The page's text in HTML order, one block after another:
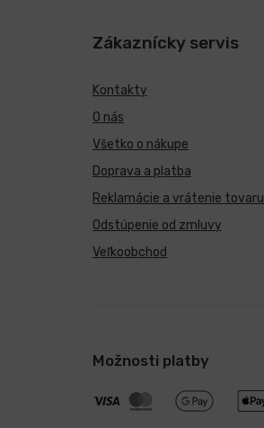
Zákaznícky servis
Kontakty
O nás
Všetko o nákupe
Doprava a platba
Reklamácie a vrátenie tovaru
Odstúpenie od zmluvy
Veľkoobchod
Možnosti platby